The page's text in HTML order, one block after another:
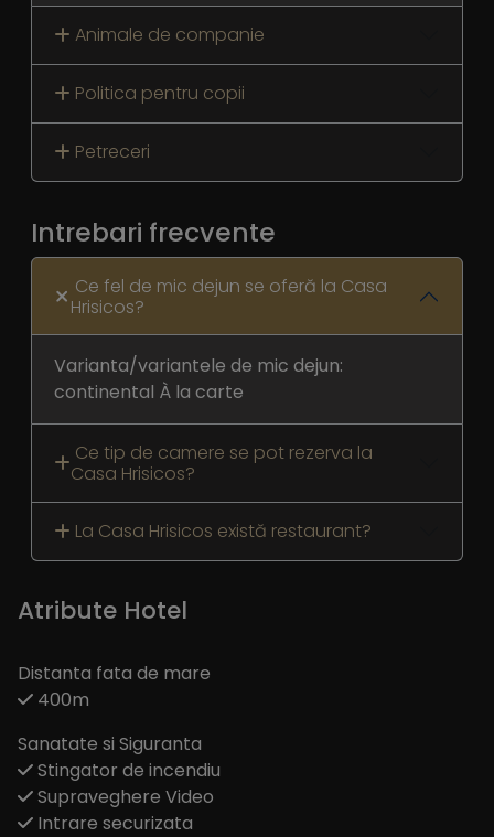
Animale de companie
Politica pentru copii
Petreceri
Intrebari frecvente
Ce fel de mic dejun se oferă la Casa
Hrisicos?
Varianta/variantele de mic dejun:
continental À la carte
Ce tip de camere se pot rezerva la
Casa Hrisicos?
La Casa Hrisicos există restaurant?
Atribute Hotel
Distanta fata de mare
400m
Sanatate si Siguranta
Stingator de incendiu
Supraveghere Video
Intrare securizata